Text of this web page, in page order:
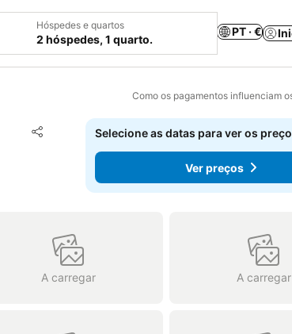
Hóspedes e quartos
2 hóspedes, 1 quarto.
PT · €
Como os pagamentos influenciam
Partilhar
Adicionar aos favoritos
Selecione as datas para ver os
Ver preços
A carregar A carregar